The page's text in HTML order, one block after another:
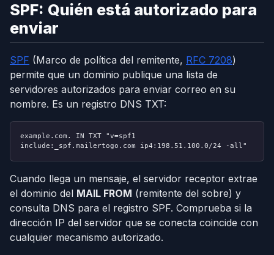
SPF: Quién está autorizado para
enviar
SPF (Marco de política del remitente, RFC 7208)
permite que un dominio publique una lista de
servidores autorizados para enviar correo en su
nombre. Es un registro DNS TXT:
example.com. IN TXT "v=spf1
include:_spf.mailertogo.com ip4:198.51.100.0/24 -all"
Cuando llega un mensaje, el servidor receptor extrae
el dominio del MAIL FROM (remitente del sobre) y
consulta DNS para el registro SPF. Comprueba si la
dirección IP del servidor que se conecta coincide con
cualquier mecanismo autorizado.